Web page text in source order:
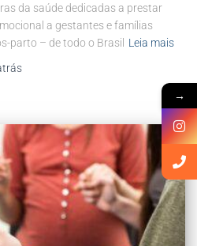
da saúde dedicadas a prestar
a gestantes e famílias
parto – de todo o Brasil
Leia mais
→